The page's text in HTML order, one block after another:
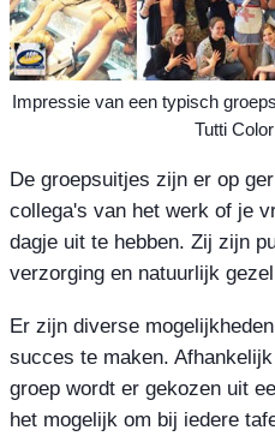
Impressie van een typisch
Tutti
De groepsuitjes zijn er op
collega's van het werk of je
dagje uit te hebben. Zij zijn
verzorging en natuurlijk
Er zijn diverse
succes te maken.
groep wordt er gekozen uit
het mogelijk om bij iedere